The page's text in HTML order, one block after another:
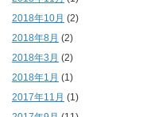
2018年10月 (2)
2018年8月 (2)
2018年3月 (2)
2018年1月 (1)
2017年11月 (1)